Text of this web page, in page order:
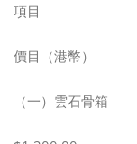
項目
價目（港幣）
（一）雲石骨箱